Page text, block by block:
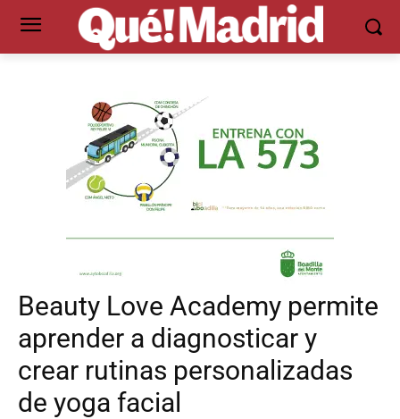
Beauty Love Academy permite
aprender a diagnosticar y
crear rutinas personalizadas
de yoga facial